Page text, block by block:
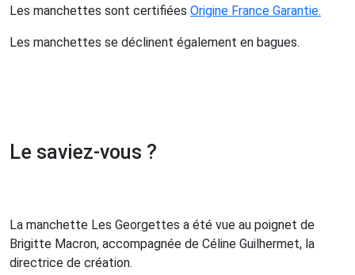
Les manchettes sont certifiées Origine France Garantie.
Les manchettes se déclinent également en bagues.
Le saviez-vous ?
La manchette Les Georgettes a été vue au poignet de
Brigitte Macron, accompagnée de Céline Guilhermet, la
directrice de création.